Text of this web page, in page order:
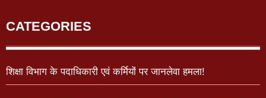
CATEGORIES
शिक्षा विभाग के पदाधिकारी एवं कर्मियों पर जानलेवा हमला!